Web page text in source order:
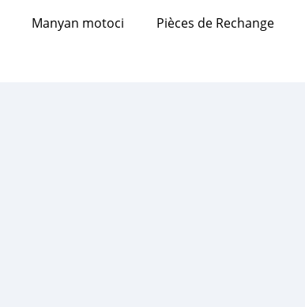
Manyan motoci Pièces de Rechange